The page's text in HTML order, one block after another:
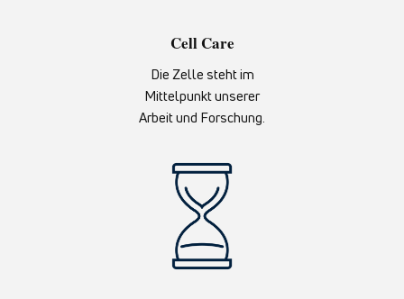
Cell Care
Die Zelle steht im
Mittelpunkt unserer
Arbeit und Forschung.